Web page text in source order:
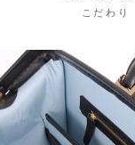
こだわり